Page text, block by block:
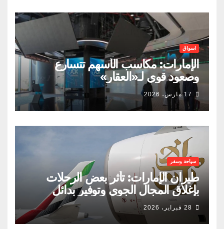
اسواق
الإمارات: مكاسب الأسهم تتسارع
وصعود قوي لـ«العقار»
17 مارس، 2026
سياحة وسفر
طيران الإمارات: تأثر بعض الرحلات
بإغلاق المجال الجوي وتوفير بدائل
للمسافرين
28 فبراير، 2026